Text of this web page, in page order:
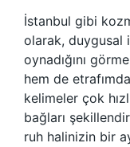
İstanbul gibi
olarak, duygusal
oynadığını
hem de
kelimeler çok
bağları
ruh halinizin bir